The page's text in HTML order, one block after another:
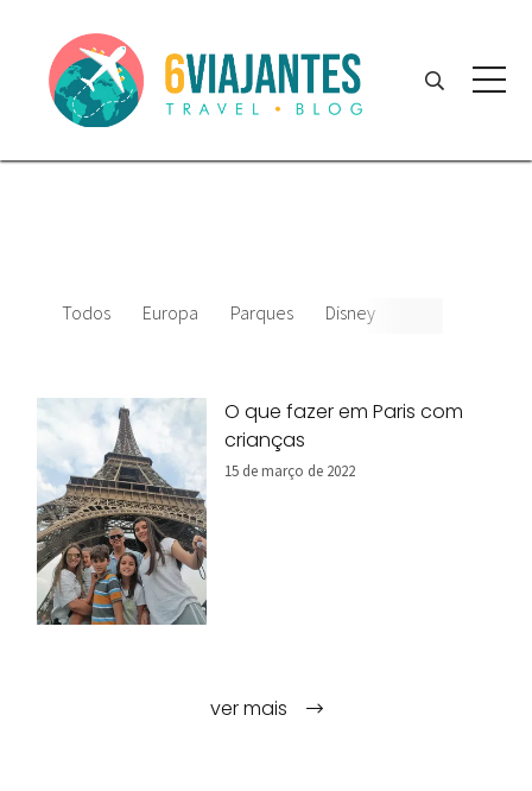
Todos Europa Parques Disney
O que fazer em Paris com
crianças
15 de março de 2022
ver mais